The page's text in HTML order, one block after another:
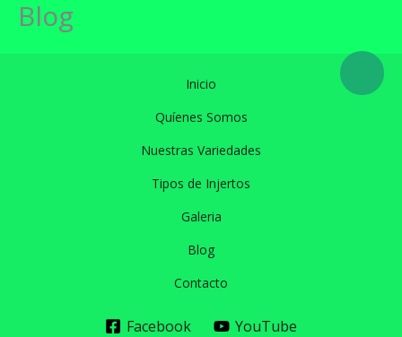
Blog
Inicio
Quíenes Somos
Nuestras Variedades
Tipos de Injertos
Galeria
Blog
Contacto
Facebook YouTube